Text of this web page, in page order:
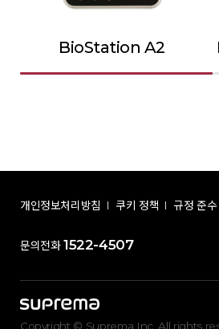
BioStation A2
개인정보처리방침 쿠키 정책 규정 준수
문의전화 1522-4507
Copyright © Suprema Inc. All rights